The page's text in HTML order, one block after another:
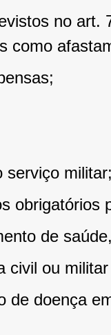
no art.
como
serviço
obrigatórios
de
civil ou
de doença